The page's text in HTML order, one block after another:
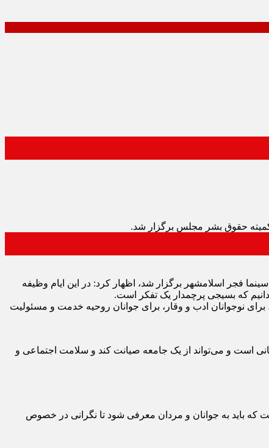
کمیته حقوق بشر مجلس برگزار شد.
فجر اسلامشهر برگزار شد، اظهار کرد: در این ایام وظیفه
که بسیجی پرچمدار یک تفکر است.
نوجوانان ادب و وقار، برای جوانان روحیه خدمت و مسئولیت
است و می‌تواند از یک جامعه صیانت کند و سلامت اجتماعی و
باید به جوانان و مردان معرفی شود تا نگرانی در خصوص